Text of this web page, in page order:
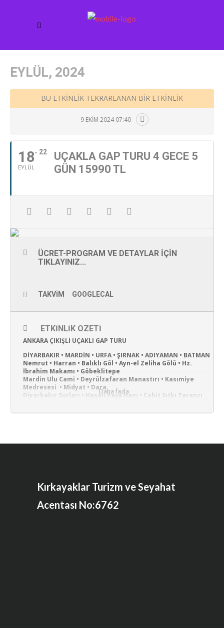
EYLÜL, 2024
BU ETKINLIK TEKRARLANAN BIR ETKINLIK
9 EKIM 2024 07:40
18
EYLÜL
22
UÇAKLA GAP TURU 4 GECE 5
GÜN 15990 TL
ÜCRET-PROGRAM VE DETAYLAR IÇIN
TIKLAYINIZ...
TAKVIM GOOGLECAL
Daha fazla
ETKINLIK ÖZETI
ANKARA ÇIKIŞLI UÇAKLI GAP TURU
DİYARBAKIR • MARDİN • URFA • ŞIRNAK • ADIYAMAN • BATMAN
Nemrut • Harran • Balıklı Göl • Ayn-el Zeliha Gölü • Hz.
İbrahim Makamı • Göbeklitepe
Mardin Ulu Cami • Deyrülzafaran Manastırı • Kasımiye
Medresesi • Midyat • Dara
Diyarbakır Surları • Hasan Paşa Hanı • Cahit Sıtkı Tarancı
ÇIKIYORUZ !!!
Kırkayaklar Turizm ve Seyahat
Acentası No:6762